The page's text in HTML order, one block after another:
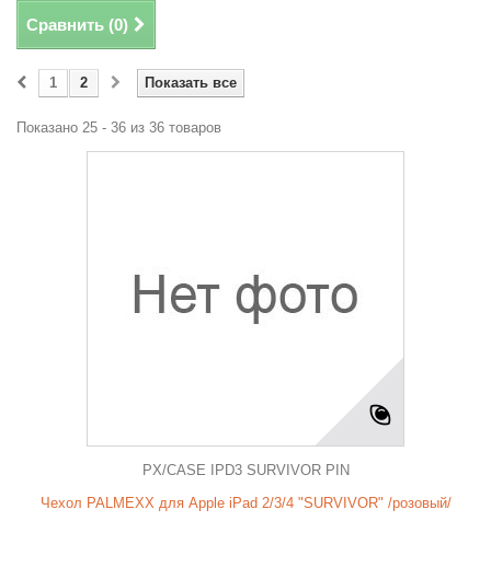
Сравнить (0)
Показать все
1 2
Показано 25 - 36 из 36 товаров
PX/CASE IPD3 SURVIVOR PIN
Чехол PALMEXX для Apple iPad 2/3/4 "SURVIVOR" /розовый/